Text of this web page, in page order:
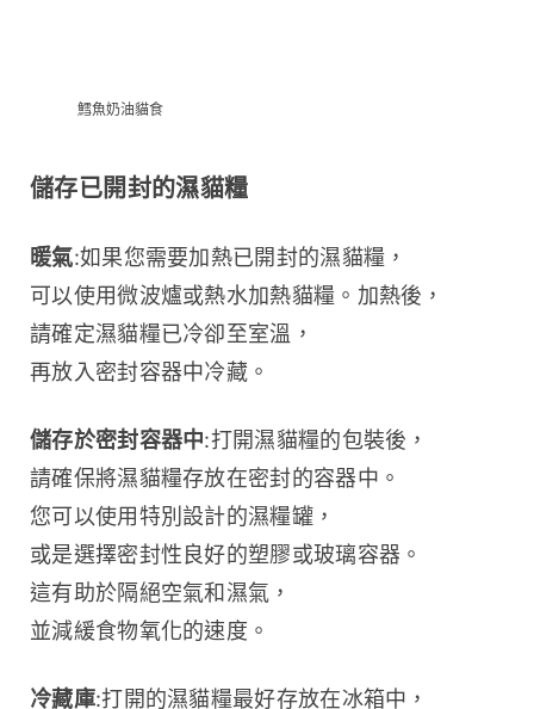
鱈魚奶油貓食
儲存已開封的濕貓糧
暖氣:如果您需要加熱已開封的濕貓糧，
可以使用微波爐或熱水加熱貓糧。加熱後，
請確定濕貓糧已冷卻至室溫，
再放入密封容器中冷藏。
儲存於密封容器中:打開濕貓糧的包裝後，
請確保將濕貓糧存放在密封的容器中。
您可以使用特別設計的濕糧罐，
或是選擇密封性良好的塑膠或玻璃容器。
這有助於隔絕空氣和濕氣，
並減緩食物氧化的速度。
冷藏庫:打開的濕貓糧最好存放在冰箱中，